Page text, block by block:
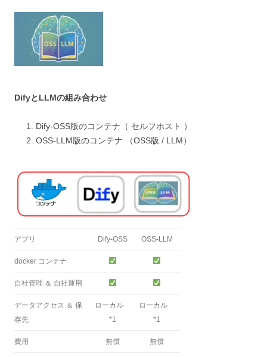
DifyとLLMの組み合わせ
Dify-OSS版のコンテナ（ セルフホスト ）
OSS-LLM版のコンテナ （OSS版 / LLM）
アプリ Dify-OSS OSS-LLM
docker コンテナ
自社管理 ＆ 自社運用
データアクセス ＆ 保
存先
ローカル
*1
ローカル
*1
費用 無償 無償